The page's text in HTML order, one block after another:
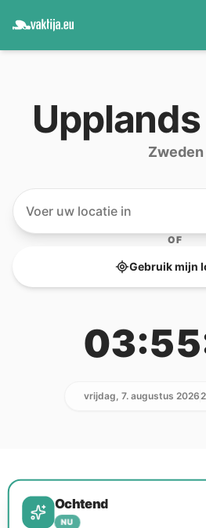
Zweden
OF
Gebruik mijn
vrijdag, 7. augustus 2026
Ochtend
NU